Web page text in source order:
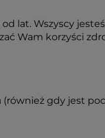
lat. Wszyscy
Wam korzyści
gdy jest